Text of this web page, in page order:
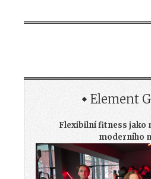
Element
Flexibilní fitness jako
moderního